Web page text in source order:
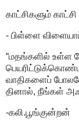
காட்சிகளும்
- பிள்ளை
“மதங்களில் உள்ள
வாதிகளைப்
தினால், நீங்கள்
-கலி.பூங்குன்றன்